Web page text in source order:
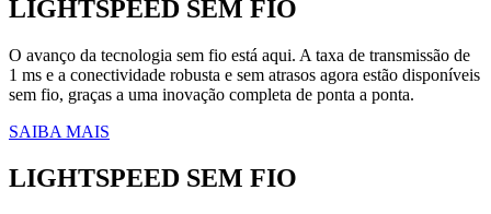
LIGHTSPEED SEM FIO
O avanço da tecnologia sem fio está aqui. A taxa de transmissão de
1 ms e a conectividade robusta e sem atrasos agora estão disponíveis
sem fio, graças a uma inovação completa de ponta a ponta.
SAIBA MAIS
LIGHTSPEED SEM FIO